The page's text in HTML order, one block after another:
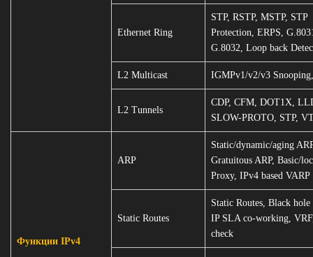
Ethernet Ring
STP, RSTP, MSTP, STP
Protection, ERPS,
G.8032, Loop back
L2 Multicast IGMPv1/v2/v3
L2 Tunnels
CDP, CFM, DOT1X,
SLOW-PROTO, STP,
Функции IPv4
ARP
Static/dynamic/aging
Gratuitous ARP, Basic/
Proxy, IPv4 based VARP
Static Routes
Static Routes, Black hole
IP SLA co-working,
check